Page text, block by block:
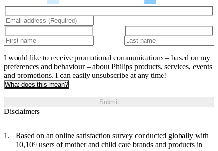
I would like to receive promotional communications – based on my
preferences and behaviour – about Philips products, services, events
and promotions. I can easily unsubscribe at any time!
What does this mean?
Submit
Disclaimers
Based on an online satisfaction survey conducted globally with
10,109 users of mother and child care brands and products in